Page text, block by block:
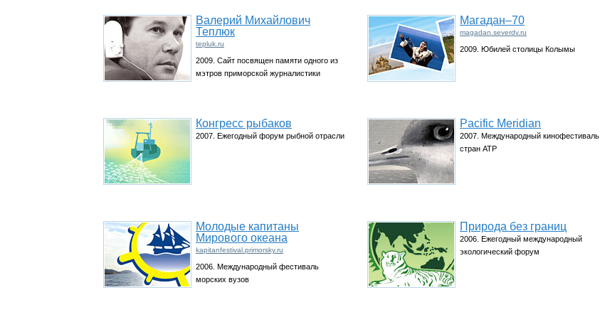
Валерий Михайлович
Теплюк
tepluk.ru
2009. Сайт посвящен памяти одного из
мэтров приморской журналистики
Магадан–70
magadan.severdv.ru
2009. Юбилей столицы Колымы
Конгресс рыбаков
2007. Ежегодный форум рыбной отрасли
Pacific Meridian
2007. Международный кинофестиваль
стран АТР
Молодые капитаны
Мирового океана
kapitanfestival.primorsky.ru
2006. Международный фестиваль
морских вузов
Природа без границ
2006. Ежегодный международный
экологический форум